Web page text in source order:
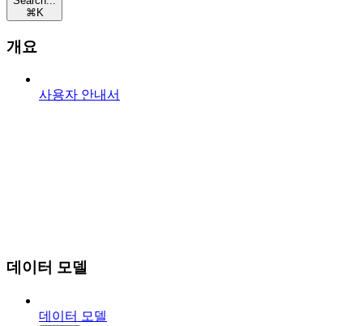
⌘ K
개요
사용자 안내서
데이터 모델
데이터 모델